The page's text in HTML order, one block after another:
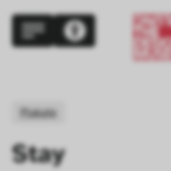
Plakate
Stay